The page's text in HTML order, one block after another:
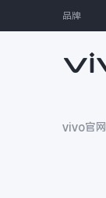
品牌
vivo官网